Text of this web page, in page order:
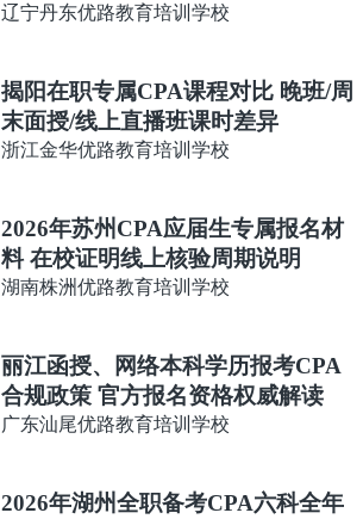
辽宁丹东优路教育培训学校
揭阳在职专属CPA课程对比 晚班/周
末面授/线上直播班课时差异
浙江金华优路教育培训学校
2026年苏州CPA应届生专属报名材
料 在校证明线上核验周期说明
湖南株洲优路教育培训学校
丽江函授、网络本科学历报考CPA
合规政策 官方报名资格权威解读
广东汕尾优路教育培训学校
2026年湖州全职备考CPA六科全年